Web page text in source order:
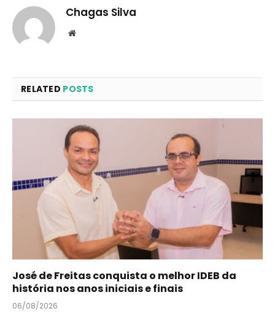
Chagas Silva
Website
RELATED POSTS
José de Freitas conquista o melhor IDEB da
história nos anos iniciais e finais
06/08/2026